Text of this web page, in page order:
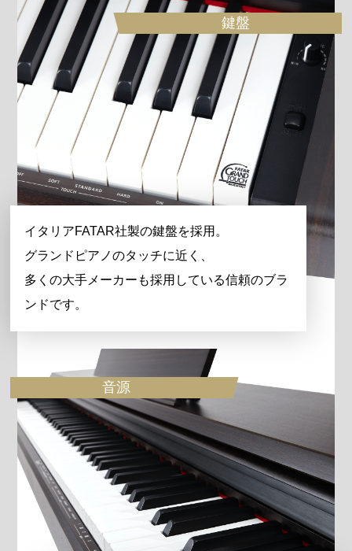
鍵盤
イタリアFATAR社製の鍵盤を採用。
グランドピアノのタッチに近く、
多くの大手メーカーも採用している信頼のブラ
ンドです。
音源